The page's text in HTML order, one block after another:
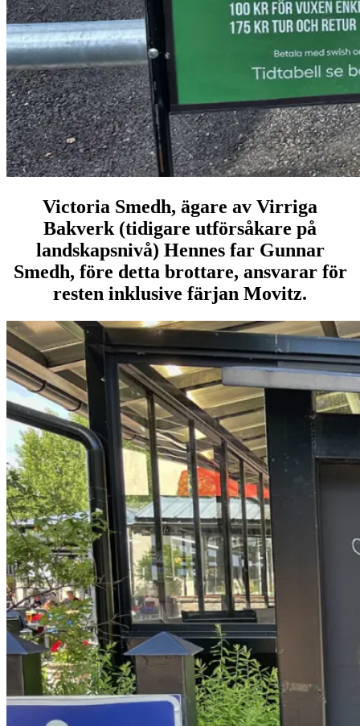
Victoria Smedh, ägare av Virriga
Bakverk (tidigare utförsåkare på
landskapsnivå) Hennes far Gunnar
Smedh, före detta brottare, ansvarar för
resten inklusive färjan Movitz.